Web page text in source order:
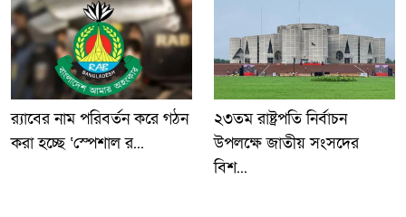
র‍্যাবের নাম পরিবর্তন করে গঠন
করা হচ্ছে ‘স্পেশাল র...
২৩তম রাষ্ট্রপতি নির্বাচন
উপলক্ষে জাতীয় সংসদের
বিশ...